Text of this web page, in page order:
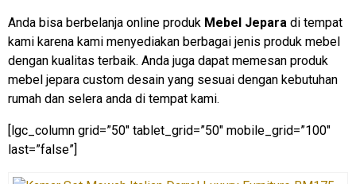
Anda bisa berbelanja online produk Mebel Jepara di tempat
kami karena kami menyediakan berbagai jenis produk mebel
dengan kualitas terbaik. Anda juga dapat memesan produk
mebel jepara custom desain yang sesuai dengan kebutuhan
rumah dan selera anda di tempat kami.
[lgc_column grid=”50″ tablet_grid=”50″ mobile_grid=”100″
last=”false”]